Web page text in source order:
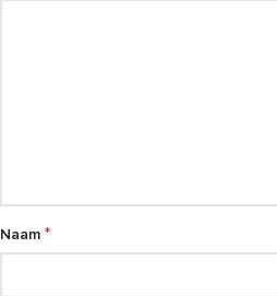
Naam *